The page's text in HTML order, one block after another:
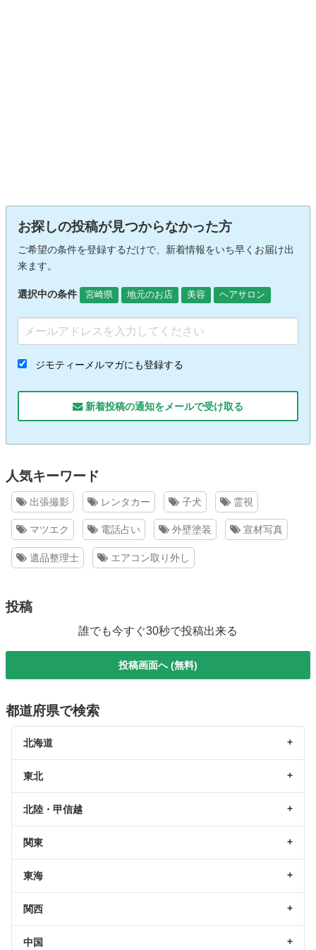
お探しの投稿が見つからなかった方
ご希望の条件を登録するだけで、新着情報をいち早くお届け出
来ます。
選択中の条件 宮崎県 地元のお店 美容 ヘアサロン
ジモティーメルマガにも登録する
新着投稿の通知をメールで受け取る
人気キーワード
出張撮影 レンタカー 子犬 霊視
マツエク 電話占い 外壁塗装 宣材写真
遺品整理士 エアコン取り外し
投稿
誰でも今すぐ30秒で投稿出来る
投稿画面へ (無料)
都道府県で検索
北海道
東北
北陸・甲信越
関東
東海
関西
中国